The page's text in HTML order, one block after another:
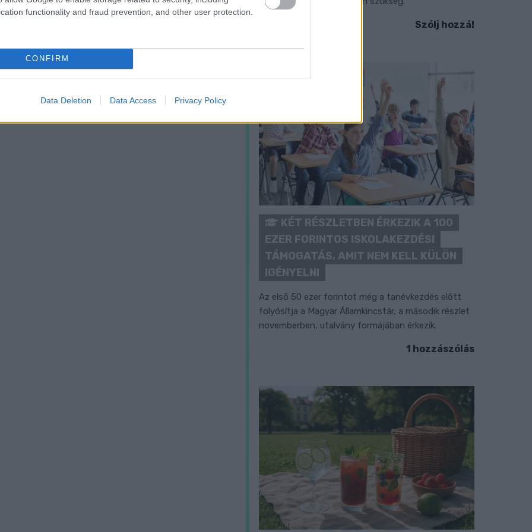
functionality and fraud prevention, and other user protection.
CONFIRM
Data Deletion Data Access Privacy Policy
Szólj hozzá!
KÉT RÉSZLETBEN ÉRKEZIK A 100
EZER FORINTOS ISKOLAKEZDÉSI
TÁMOGATÁS, AMIT NEM KELL KÜLÖN
IGÉNYELNI
Az első 50 ezer forintot még a tanévkezdés előtt
folyósítja a Magyar Államkincstár, a második részlet
novemberben, utalvány formájában érkezik.
1 hozzászólás